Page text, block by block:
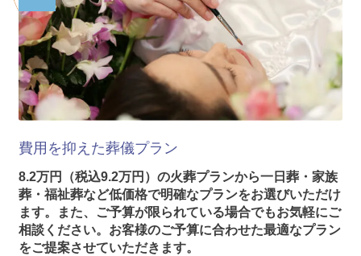
費用を抑えた葬儀プラン
8.2万円（税込9.2万円）の火葬プランから一日葬・家族
葬・福祉葬など低価格で明確なプランをお選びいただけ
ます。また、ご予算が限られている場合でもお気軽にご
相談ください。お客様のご予算に合わせた最適なプラン
をご提案させていただきます。